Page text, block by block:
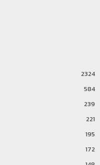
2324
584
239
221
195
172